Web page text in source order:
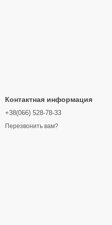
Контактная информация
+38(066) 528-78-33
Перезвонить вам?